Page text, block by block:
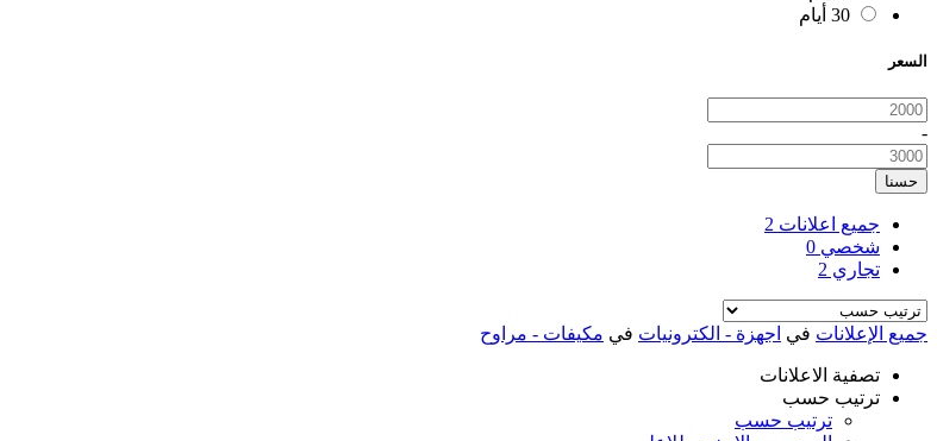
30 أيام
السعر
-
حسنا
جميع اعلانات 2
شخصي 0
تجاري 2
جميع الإعلانات في اجهزة - الكترونيات في مكيفات - مراوح
تصفية الاعلانات
ترتيب حسب
ترتيب حسب